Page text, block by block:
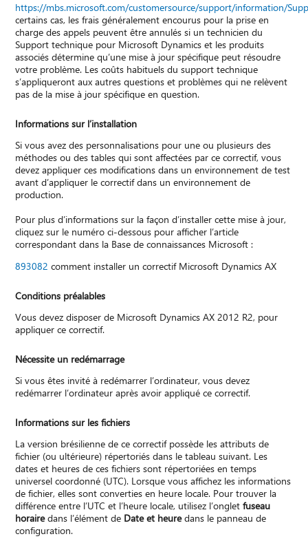
https://mbs.microsoft.com/customersource/support/information/
certains cas, les frais généralement encourus pour la prise en
charge des appels peuvent être annulés si un technicien du
Support technique pour Microsoft Dynamics et les produits
associés détermine qu’une mise à jour spécifique peut résoudre
votre problème. Les coûts habituels du support technique
s’appliqueront aux autres questions et problèmes qui ne relèvent
pas de la mise à jour spécifique en question.
Informations sur l’installation
Si vous avez des personnalisations pour une ou plusieurs des
méthodes ou des tables qui sont affectées par ce correctif, vous
devez appliquer ces modifications dans un environnement de test
avant d’appliquer le correctif dans un environnement de
production.
Pour plus d’informations sur la façon d’installer cette mise à jour,
cliquez sur le numéro ci-dessous pour afficher l’article
correspondant dans la Base de connaissances Microsoft :
893082 comment installer un correctif Microsoft Dynamics AX
Conditions préalables
Vous devez disposer de Microsoft Dynamics AX 2012 R2, pour
appliquer ce correctif.
Nécessite un redémarrage
Si vous êtes invité à redémarrer l’ordinateur, vous devez
redémarrer l’ordinateur après avoir appliqué ce correctif.
Informations sur les fichiers
La version brésilienne de ce correctif possède les attributs de
fichier (ou ultérieure) répertoriés dans le tableau suivant. Les
dates et heures de ces fichiers sont répertoriées en temps
universel coordonné (UTC). Lorsque vous affichez les informations
de fichier, elles sont converties en heure locale. Pour trouver la
différence entre l’UTC et l’heure locale, utilisez l’ongletfuseau
horairedans l’élément de Date et heuredans le panneau de
configuration.